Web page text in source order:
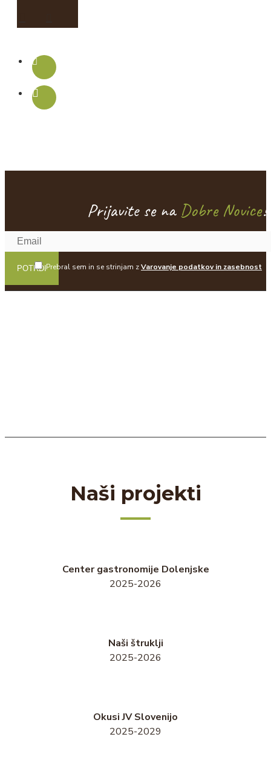
Prijavite se naDobre Novice!
POTRDIPrebral sem in se strinjam zVarovanje podatkov in zasebnost
Naši projekti
Center gastronomije Dolenjske
2025-2026
Naši štruklji
2025-2026
Okusi JV Slovenijo
2025-2029